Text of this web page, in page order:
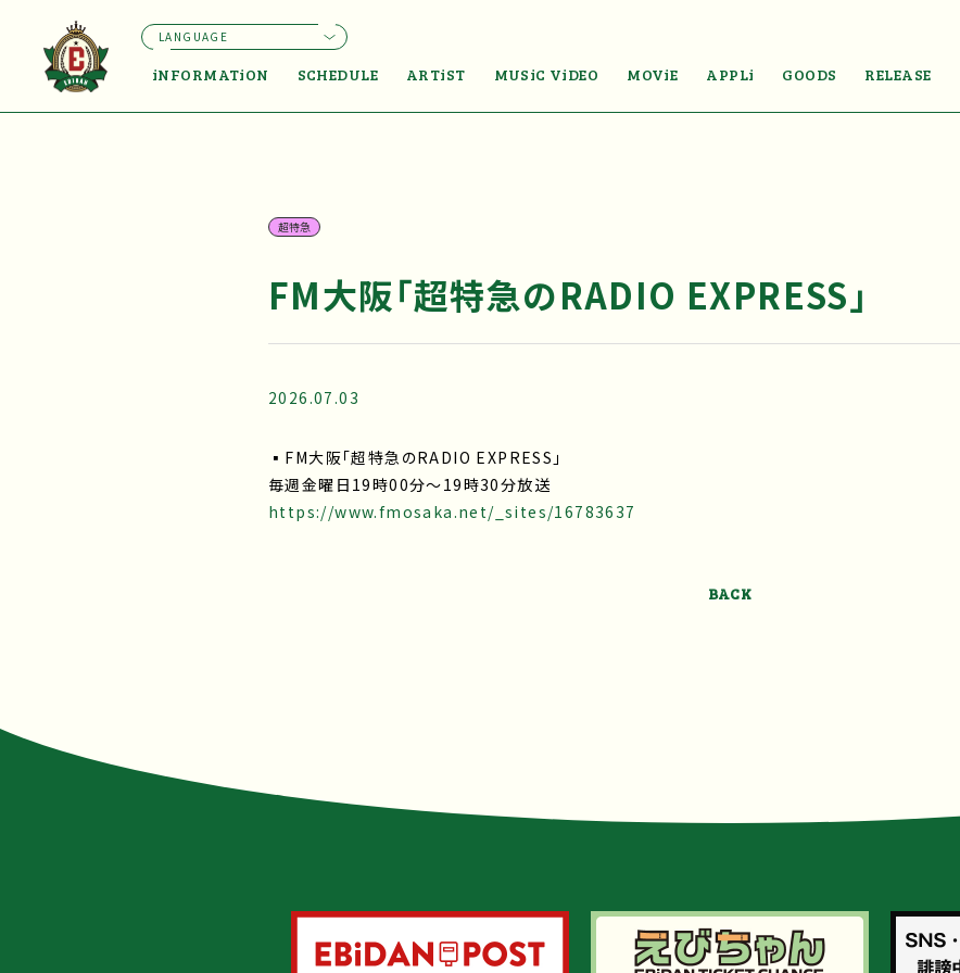
iNFORMATiON SCHEDULE ARTiST MUSiC ViDEO MOViE APPLi GOODS RELEASE
LANGUAGE
超特急
FM大阪「超特急のRADIO EXPRESS」
2026.07.03
▪FM大阪「超特急のRADIO EXPRESS」
毎週金曜日19時00分〜19時30分放送
https://www.fmosaka.net/_sites/16783637
BACK